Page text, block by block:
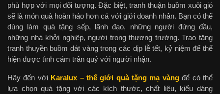
phù hợp với mọi đối tượng. Đặc biệt, tranh thuận buồm xuôi gió
sẽ là món quà hoàn hảo hơn cả với giới doanh nhân. Bạn có thể
dùng làm quà tặng sếp, lãnh đạo, những người đứng đầu,
những nhà khởi nghiệp, người trong thương trường. Trao tặng
tranh thuyền buồm dát vàng trong các dịp lễ tết, kỷ niệm để thể
hiện được tình cảm trân quý với người nhận.
Hãy đến với Karalux – thế giới quà tặng mạ vàngđể có thể
lựa chọn quà tặng với các kích thước, chất liệu, kiểu dáng